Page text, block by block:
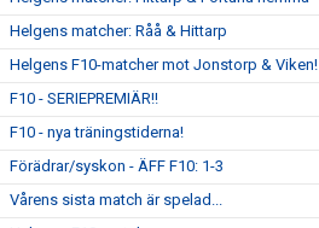
Helgens matcher: Råå & Hittarp
Helgens F10-matcher mot Jonstorp & Viken!
F10 - SERIEPREMIÄR!!
F10 - nya träningstiderna!
Förädrar/syskon - ÄFF F10: 1-3
Vårens sista match är spelad...